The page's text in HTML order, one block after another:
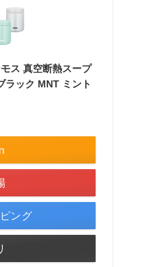
ス 真空断熱スープ
ック MNT ミント
ング